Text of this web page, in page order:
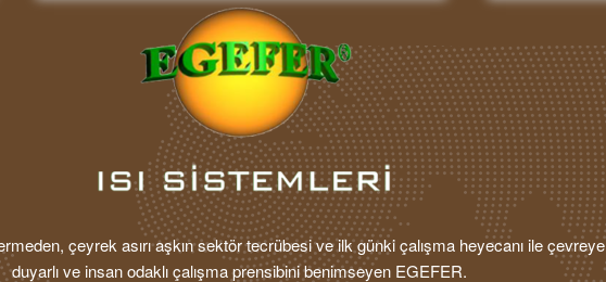
çeyrek asırı aşkın sektör tecrübesi ve ilk günki çalışma heyecanı ile çevreye
duyarlı ve insan odaklı çalışma prensibini benimseyen EGEFER.